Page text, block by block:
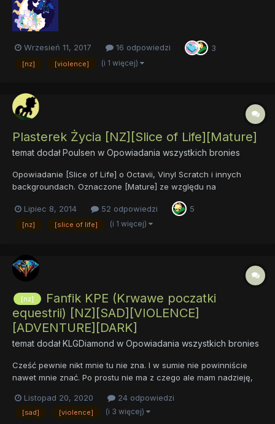
Wrzesień 11, 2017 16 odpowiedzi 3
[nz] [violence] (i 1 więcej)
Plasterek Życia [NZ][Slice of Life][Mature]
temat dodałPoulsen w Opowiadania wszystkich bronies
Opowiadanie [Slice of Life] o Octavii, Vinyl Scratch i innych
backgroundach. Oznaczone [Mature] ze względu na
clopa ani gore jako takiego. Specjalne podziękowania dla Deca
za korektę oraz dla Niklasa za cierpliwe znoszenie mojego
Lipiec 8, 2014 52 odpowiedzi 5
[nz] [slice of life] (i 1 więcej)
[nz]
Fanfik KPE (Krwawe poczatki
equestrii) [NZ][SAD][VIOLENCE]
[ADVENTURE][DARK]
temat dodałKLGDiamond w Opowiadania wszystkich bronies
Cześć pewnie nikt mnie tu nie zna. I w sumie nie powinniście
nawet mnie znać. Po prostu nie ma z czego ale mam nadzieję,
oczekiwaniom. Więc nie przedłużając zapraszam!(Linki znajdują
się w spoilerze, ponieważ ten post zaczął...
Listopad 20, 2020 24 odpowiedzi
[sad] [violence] (i 3 więcej)